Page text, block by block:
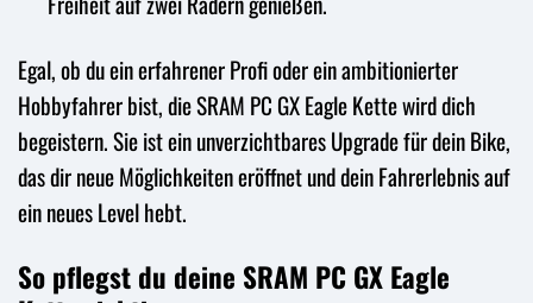
Egal, ob du ein erfahrener Profi oder ein ambitionierter
Hobbyfahrer bist, die SRAM PC GX Eagle Kette wird dich
begeistern. Sie ist ein unverzichtbares Upgrade für dein Bike,
das dir neue Möglichkeiten eröffnet und dein Fahrerlebnis auf
ein neues Level hebt.
So pflegst du deine SRAM PC GX Eagle